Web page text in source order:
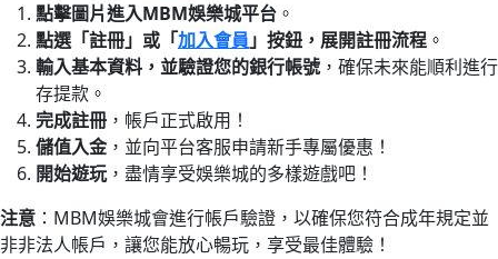
點擊圖片進入MBM娛樂城平台 。
點選「註冊」或「加入會員 」按鈕，展開註冊流程 。
輸入基本資料，並驗證您的銀行帳號 ，確保未來能順利進行
存提款。
完成註冊 ，帳戶正式啟用！
儲值入金，並向平台客服申請新手專屬優惠！
開始遊玩，盡情享受娛樂城的多樣遊戲吧！
注意 ：MBM娛樂城會進行帳戶驗證，以確保您符合成年規定並
非非法人帳戶，讓您能放心暢玩，享受最佳體驗！